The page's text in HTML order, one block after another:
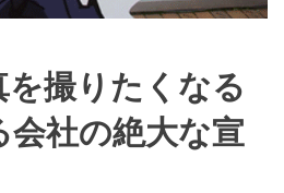
を撮りたくなる
会社の絶大な宣